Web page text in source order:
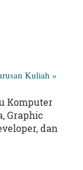
Kuliah »
Komputer
Graphic
dan